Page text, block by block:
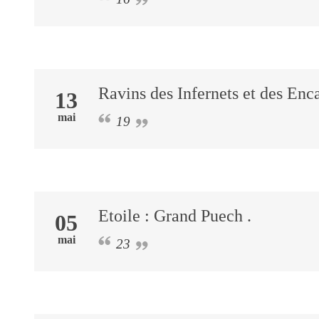
13
mai
Ravins des Infernets et des
19
05
mai
Etoile : Grand Puech .
23